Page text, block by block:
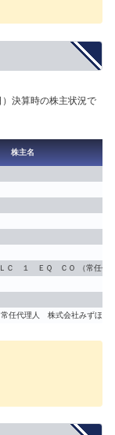
決算時の株主状況で
株主名
１ ＥＱ ＣＯ （常任代理
代理人 株式会社みずほ銀